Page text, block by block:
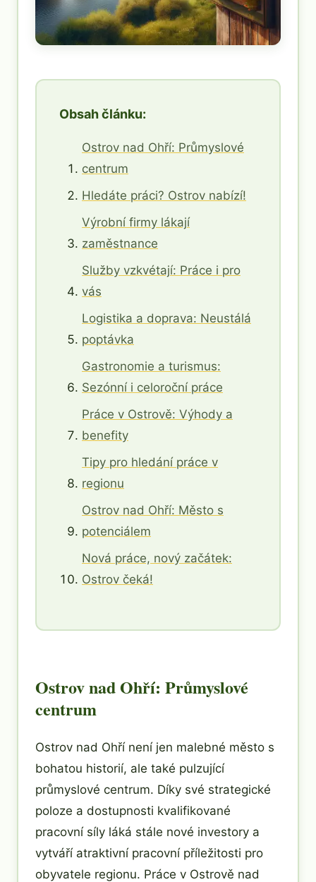
Obsah článku:
Ostrov nad Ohří: Průmyslové
centrum
Hledáte práci? Ostrov nabízí!
Výrobní firmy lákají
zaměstnance
Služby vzkvétají: Práce i pro
vás
Logistika a doprava: Neustálá
poptávka
Gastronomie a turismus:
Sezónní i celoroční práce
Práce v Ostrově: Výhody a
benefity
Tipy pro hledání práce v
regionu
Ostrov nad Ohří: Město s
potenciálem
Nová práce, nový začátek:
Ostrov čeká!
Ostrov nad Ohří: Průmyslové
centrum
Ostrov nad Ohří není jen malebné město s
bohatou historií, ale také pulzující
průmyslové centrum. Díky své strategické
poloze a dostupnosti kvalifikované
pracovní síly láká stále nové investory a
vytváří atraktivní pracovní příležitosti pro
obyvatele regionu. Práce v Ostrově nad